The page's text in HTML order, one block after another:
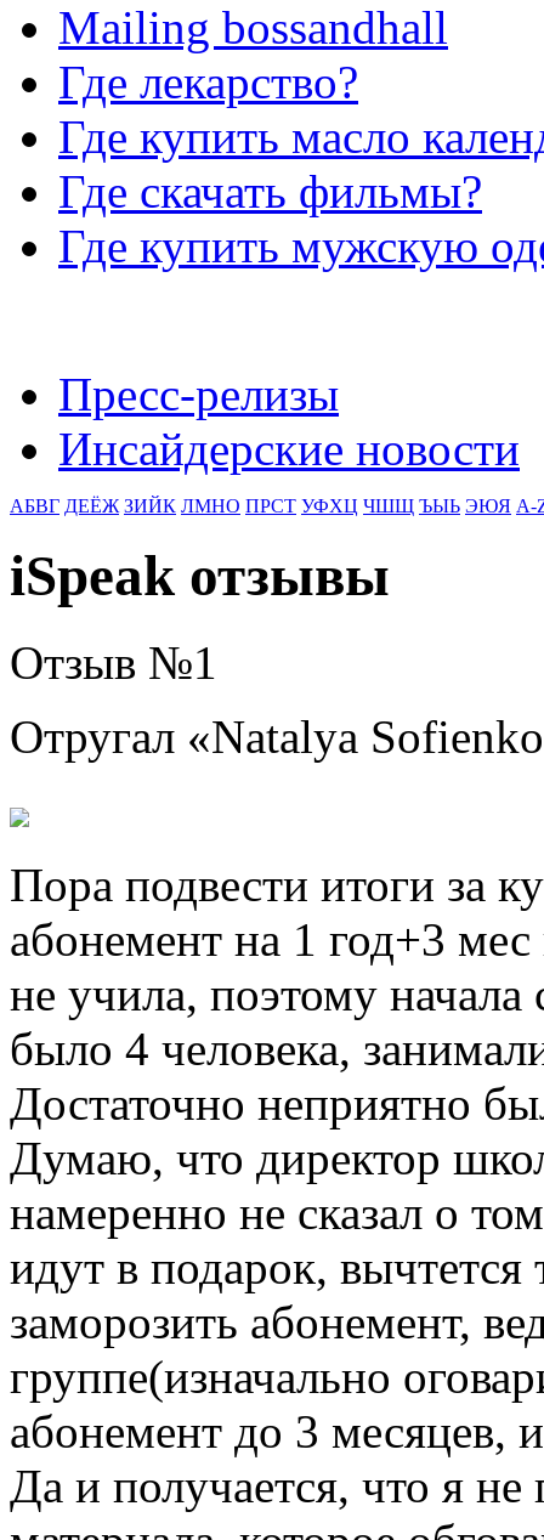
Mailing bossandhall
Где лекарство?
Где купить масло
Где скачать фильмы?
Где купить мужскую
Пресс-релизы
Инсайдерские новости
АБВГ ДЕЁЖ ЗИЙК ЛМНО ПРСТ УФХЦ ЧШЩ ЪЫЬ ЭЮЯ A-
iSpeak отзывы
Отзыв №1
Отругал «Natalya Sofienko
Пора подвести итоги за
абонемент на 1 год+3
не учила, поэтому
было 4 человека,
Достаточно неприятно
Думаю, что директор
намеренно не сказал о
идут в подарок,
заморозить абонемент,
группе(изначально
абонемент до 3 месяцев,
Да и получается, что я